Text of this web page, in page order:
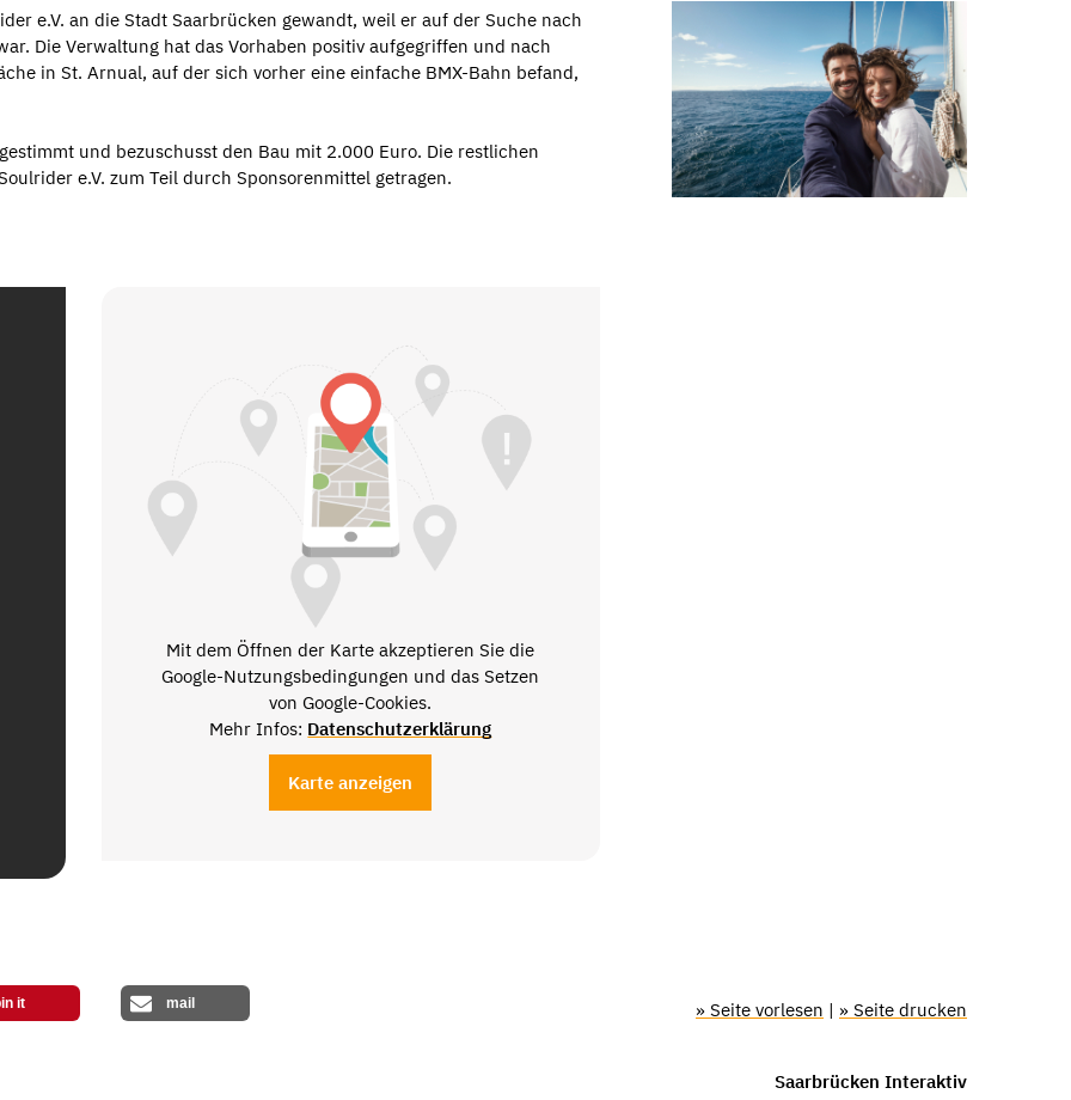
e.V. an die Stadt Saarbrücken gewandt, weil er auf der Suche nach
Die Verwaltung hat das Vorhaben positiv aufgegriffen und nach
in St. Arnual, auf der sich vorher eine einfache BMX-Bahn befand,
und bezuschusst den Bau mit 2.000 Euro. Die restlichen
e.V. zum Teil durch Sponsorenmittel getragen.
Mit dem Öffnen der Karte akzeptieren Sie die
Google-Nutzungsbedingungen und das Setzen
von Google-Cookies.
Mehr Infos: Datenschutzerklärung
Karte anzeigen
it mail » Seite vorlesen | » Seite drucken
Saarbrücken Interaktiv